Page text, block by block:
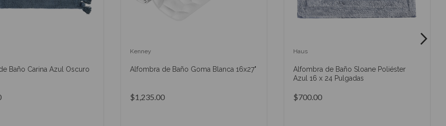
Baño Carina Azul Oscuro
Kenney
Alfombra de Baño Goma Blanca 16x27"
$1,235.00
Haus
Alfombra de Baño Sloane Poliéster
Azul 16 x 24 Pulgadas
$700.00